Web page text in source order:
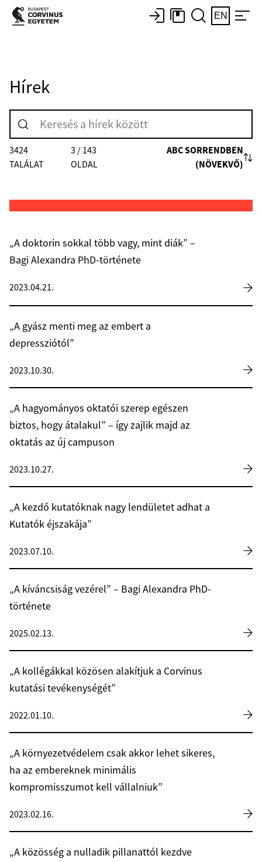
EN
Hírek
3424
TALÁLAT
3 / 143
OLDAL
ABC SORRENDBEN
(NÖVEKVŐ)
„A doktorin sokkal több vagy, mint diák” –
Bagi Alexandra PhD-története
2023.04.21.
„A gyász menti meg az embert a
depressziótól”
2023.10.30.
„A hagyományos oktatói szerep egészen
biztos, hogy átalakul” – így zajlik majd az
oktatás az új campuson
2023.10.27.
„A kezdő kutatóknak nagy lendületet adhat a
Kutatók éjszakája”
2023.07.10.
„A kíváncsiság vezérel” – Bagi Alexandra PhD-
története
2025.02.13.
„A kollégákkal közösen alakítjuk a Corvinus
kutatási tevékenységét”
2022.01.10.
„A környezetvédelem csak akkor lehet sikeres,
ha az embereknek minimális
kompromisszumot kell vállalniuk”
2023.02.16.
„A közösség a nulladik pillanattól kezdve